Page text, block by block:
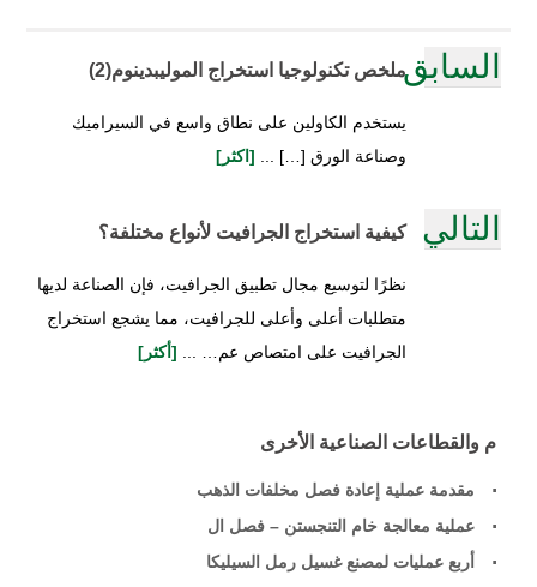
السابقملخص تكنولوجيا استخراج الموليبدينوم(2)
يستخدم الكاولين على نطاق واسع في السيراميك
وصناعة الورق […] ...
[اكثر]
التالي كيفية استخراج الجرافيت لأنواع مختلفة؟
نظرًا لتوسيع مجال تطبيق الجرافيت، فإن الصناعة لديها
متطلبات أعلى وأعلى للجرافيت، مما يشجع استخراج
الجرافيت على امتصاص عم… ...
[أكثر]
م والقطاعات الصناعية الأخرى
مقدمة عملية إعادة فصل مخلفات الذهب
عملية معالجة خام التنجستن – فصل ال
أربع عمليات لمصنع غسيل رمل السيليكا